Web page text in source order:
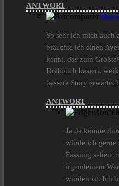
ANTWORT
So sehr ich mich auch
bräuchte ich einen
kennt, das zum
Drehbuch basiert,
bessere Story erwartet
ANTWORT
Ja da könnte
würde ich gerne
Fassung sehen
irgendeinem
wurden ist. Ich